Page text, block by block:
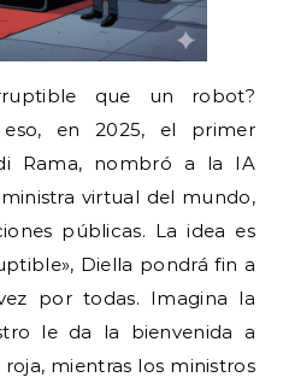
que un robot?
en 2025, el primer
Rama, nombró a la IA
virtual del mundo,
públicas. La idea es
Diella pondrá fin a
por todas. Imagina la
le da la bienvenida a
mientras los ministros